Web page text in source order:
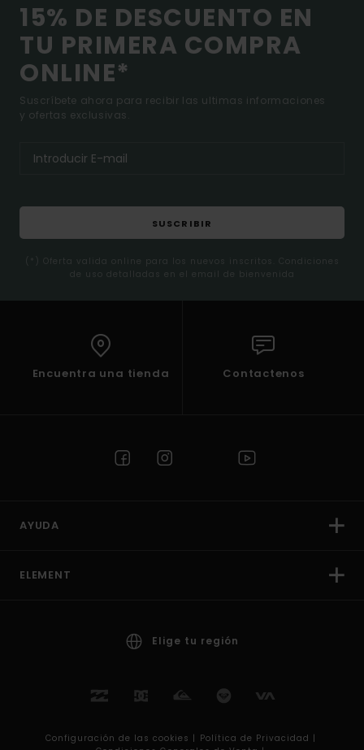
15% DE DESCUENTO EN
TU PRIMERA COMPRA
ONLINE*
Suscríbete ahora para recibir las ultimas informaciones
y ofertas exclusivas.
SUSCRIBIR
(*) Oferta valida online para los nuevos inscritos. Condiciones
de uso detalladas en el email de bienvenida
Encuentra una tienda Contactenos
AYUDA
ELEMENT
Elige tu región
Configuración de las cookies | Política de Privacidad |